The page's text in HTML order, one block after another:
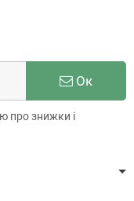
Ок
про знижки і